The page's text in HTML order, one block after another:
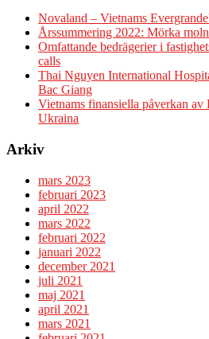
Novaland – Vietnams
Årssummering 2022: Mörka
Omfattande bedrägerier i
calls
Thai Nguyen International
Bac Giang
Vietnams finansiella påverkan av
Ukraina
Arkiv
mars 2023
februari 2023
april 2022
mars 2022
februari 2022
januari 2022
december 2021
juli 2021
maj 2021
april 2021
mars 2021